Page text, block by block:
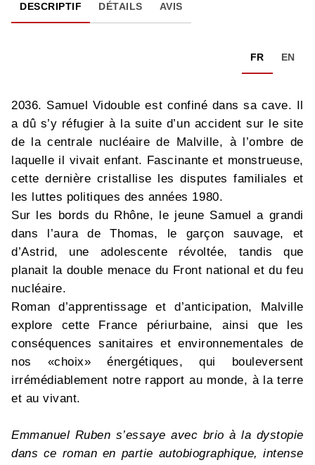
DESCRIPTIF DÉTAILS AVIS
FR EN
2036. Samuel Vidouble est confiné dans sa cave. Il
a dû s’y réfugier à la suite d’un accident sur le site
de la centrale nucléaire de Malville, à l’ombre de
laquelle il vivait enfant. Fascinante et monstrueuse,
cette dernière cristallise les disputes familiales et
les luttes politiques des années 1980.
Sur les bords du Rhône, le jeune Samuel a grandi
dans l’aura de Thomas, le garçon sauvage, et
d’Astrid, une adolescente révoltée, tandis que
planait la double menace du Front national et du feu
nucléaire.
Roman d’apprentissage et d’anticipation, Malville
explore cette France périurbaine, ainsi que les
conséquences sanitaires et environnementales de
nos «choix» énergétiques, qui bouleversent
irrémédiablement notre rapport au monde, à la terre
et au vivant.
Emmanuel Ruben s’essaye avec brio à la dystopie
dans ce roman en partie autobiographique, intense